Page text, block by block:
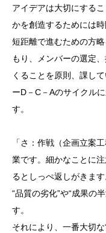
アイデアは大切にする
かを創造するためには
短距離で進むための方
もり、メンバーの選定
くることを原則、課し
ーD－C－Aのサイクル
す。
「さ：作戦（企画立案
業です。細かなことに
るとしっぺ返しがきます
“品質の劣化”や“成果の
す。
それにより、一番大切な